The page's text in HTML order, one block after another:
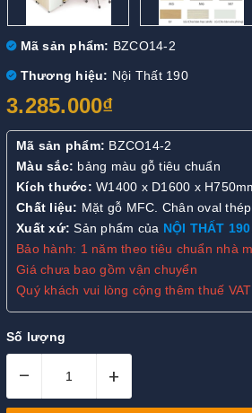
Mã sản phẩm: BZCO14-2
Thương hiệu: Nội Thất 190
3.285.000₫
Mã sản phẩm: BZCO14-2
Màu sắc: bảng màu gỗ tiêu chuẩn
Kích thước: W1400 x D1600 x
Chất liệu: Mặt gỗ MFC. Chân oval
Xuất xứ: Sản phẩm của NỘI THẤT 190
Bảo hành: 1 năm theo tiêu chuẩn nhà
Giá chưa bao gồm vận chuyển
Quý khách vui lòng cộng thêm thuế
Số lượng
– +